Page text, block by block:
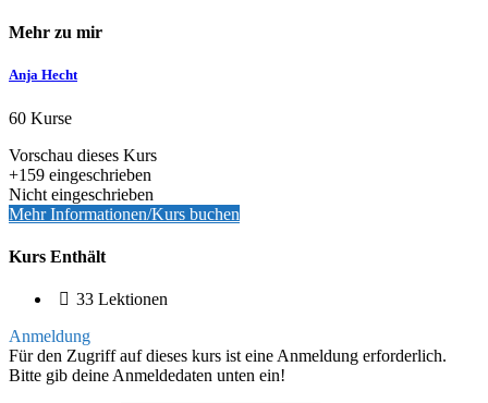
Mehr zu mir
Anja Hecht
60 Kurse
Vorschau dieses Kurs
+159 eingeschrieben
Nicht eingeschrieben
Mehr Informationen/Kurs buchen
Kurs Enthält
33 Lektionen
Anmeldung
Für den Zugriff auf dieses kurs ist eine Anmeldung erforderlich.
Bitte gib deine Anmeldedaten unten ein!